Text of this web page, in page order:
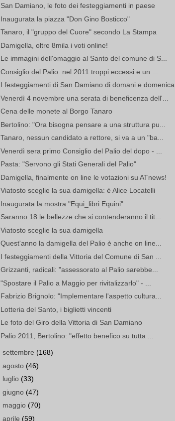
San Damiano, le foto dei festeggiamenti in paese
Inaugurata la piazza "Don Gino Bosticco"
Tanaro, il "gruppo del Cuore" secondo La Stampa
Damigella, oltre 8mila i voti online!
Le immagini dell'omaggio al Santo del comune di S...
Consiglio del Palio: nel 2011 troppi eccessi e un ...
I festeggiamenti di San Damiano di domani e domenica
Venerdì 4 novembre una serata di beneficenza dell'...
Cena delle monete al Borgo Tanaro
Bertolino: "Ora bisogna pensare a una struttura pu...
Tanaro, nessun candidato a rettore, si va a un "ba...
Venerdì sera primo Consiglio del Palio del dopo - ...
Pasta: "Servono gli Stati Generali del Palio"
Damigella, finalmente on line le votazioni su ATnews!
Viatosto sceglie la sua damigella: è Alice Locatelli
Inaugurata la mostra "Equi_libri Equini"
Saranno 18 le bellezze che si contenderanno il tit...
Viatosto sceglie la sua damigella
Quest'anno la damigella del Palio è anche on line...
I festeggiamenti della Vittoria del Comune di San ...
Grizzanti, radicali: "assessorato al Palio sarebbe...
"Spostare il Palio a Maggio per rivitalizzarlo" - ...
Fabrizio Brignolo: "Implementare l'aspetto cultura...
Lotteria del Santo, i biglietti vincenti
Le foto del Giro della Vittoria di San Damiano
Palio 2011, Bertolino: "effetto benefico su tutta ...
settembre (168)
agosto (46)
luglio (33)
giugno (47)
maggio (70)
aprile (59)